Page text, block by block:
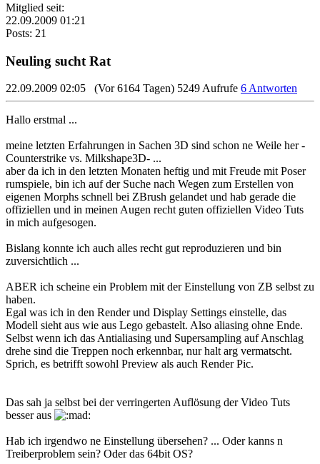
Mitglied seit:
22.09.2009 01:21
Posts: 21
Neuling sucht Rat
22.09.2009 02:05 (Vor 6164 Tagen) 5249 Aufrufe 6 Antworten
Hallo erstmal ...
meine letzten Erfahrungen in Sachen 3D sind schon ne Weile her -
Counterstrike vs. Milkshape3D- ...
aber da ich in den letzten Monaten heftig und mit Freude mit Poser
rumspiele, bin ich auf der Suche nach Wegen zum Erstellen von
eigenen Morphs schnell bei ZBrush gelandet und hab gerade die
offiziellen und in meinen Augen recht guten offiziellen Video Tuts
in mich aufgesogen.
Bislang konnte ich auch alles recht gut reproduzieren und bin
zuversichtlich ...
ABER ich scheine ein Problem mit der Einstellung von ZB selbst zu
haben.
Egal was ich in den Render und Display Settings einstelle, das
Modell sieht aus wie aus Lego gebastelt. Also aliasing ohne Ende.
Selbst wenn ich das Antialiasing und Supersampling auf Anschlag
drehe sind die Treppen noch erkennbar, nur halt arg vermatscht.
Sprich, es betrifft sowohl Preview als auch Render Pic.
Das sah ja selbst bei der verringerten Auflösung der Video Tuts
besser aus
Hab ich irgendwo ne Einstellung übersehen? ... Oder kanns n
Treiberproblem sein? Oder das 64bit OS?